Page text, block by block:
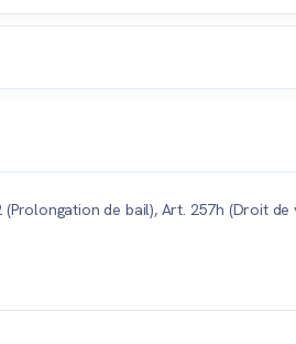
à l'acquéreur au moment
de bail), Art. 257h (Droit de